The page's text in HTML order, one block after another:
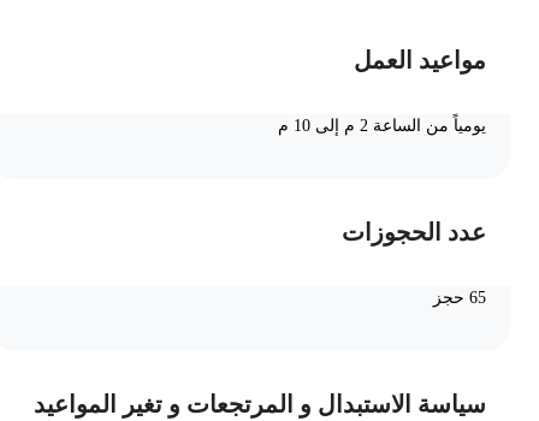
مواعيد العمل
يومياً من الساعة 2 م إلى 10 م
عدد الحجوزات
سياسة الاستبدال و المرتجعات و تغير المواعيد